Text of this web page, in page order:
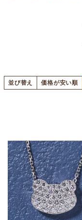
並び替え 価格が安い順